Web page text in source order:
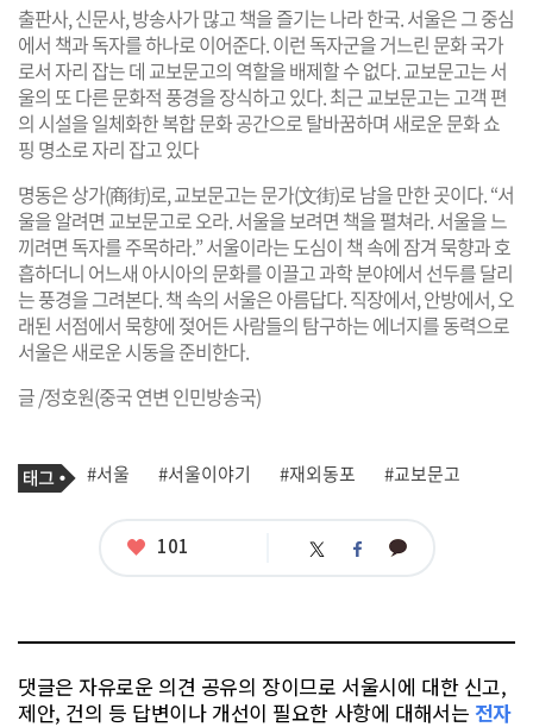
출판사, 신문사, 방송사가 많고 책을 즐기는 나라 한국. 서울은 그 중심
에서 책과 독자를 하나로 이어준다. 이런 독자군을 거느린 문화 국가
로서 자리 잡는 데 교보문고의 역할을 배제할 수 없다. 교보문고는 서
울의 또 다른 문화적 풍경을 장식하고 있다. 최근 교보문고는 고객 편
의 시설을 일체화한 복합 문화 공간으로 탈바꿈하며 새로운 문화 쇼
핑 명소로 자리 잡고 있다
명동은 상가(商街)로, 교보문고는 문가(文街)로 남을 만한 곳이다. “서
울을 알려면 교보문고로 오라. 서울을 보려면 책을 펼쳐라. 서울을 느
끼려면 독자를 주목하라.” 서울이라는 도심이 책 속에 잠겨 묵향과 호
흡하더니 어느새 아시아의 문화를 이끌고 과학 분야에서 선두를 달리
는 풍경을 그려본다. 책 속의 서울은 아름답다. 직장에서, 안방에서, 오
래된 서점에서 묵향에 젖어든 사람들의 탐구하는 에너지를 동력으로
서울은 새로운 시동을 준비한다.
글 /정호원(중국 연변 인민방송국)
기
사
태
그
#서울 #서울이야기 #재외동포 #교보문고
좋
101 트 페 카
댓글은 자유로운 의견 공유의 장이므로 서울시에 대한 신고,
제안, 건의 등 답변이나 개선이 필요한 사항에 대해서는 전자